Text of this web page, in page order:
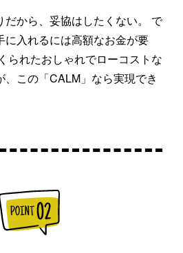
だから、妥協はしたくない。 で
に入れるには高額なお金が要
られたおしゃれでローコストな
この「CALM」なら実現でき